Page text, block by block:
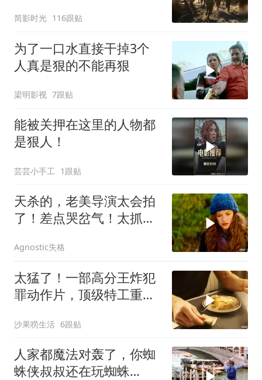
简影时光 116跟贴
为了一口水直接干掉3个
人真是狠的不能再狠
梁明影视 7跟贴
能被关押在这里的人物都
是狠人！
芸芸小手工 1跟贴
天杀的，老美导演太会拍
了！差点哭岔气！太抓心
Agnostic失格
太猛了！一部高分王炸犯
罪动作片，顶级特工重出
沙果唠生活 6跟贴
人家都魔法对轰了，你蜘
蛛侠叔叔还在玩蜘蛛